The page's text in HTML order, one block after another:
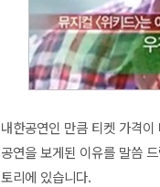
내한공연인 만큼 티켓 가격
공연을 보게된 이유를 말씀
토리에 있습니다.